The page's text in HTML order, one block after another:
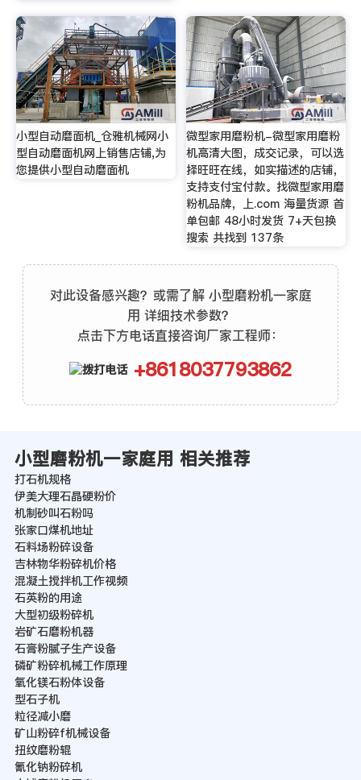
小型自动磨面机_仓雅机械网小
型自动磨面机网上销售店铺,为
您提供小型自动磨面机
微型家用磨粉机-微型家用磨粉
机高清大图，成交记录，可以选
择旺旺在线，如实描述的店铺，
支持支付宝付款。找微型家用磨
粉机品牌，上.com 海量货源 首
单包邮 48小时发货 7+天包换
搜索 共找到 137条
对此设备感兴趣？或需了解 小型磨粉机一家庭
用 详细技术参数？
点击下方电话直接咨询厂家工程师：
+8618037793862
小型磨粉机一家庭用 相关推荐
打石机规格
伊美大理石晶硬粉价
机制砂叫石粉吗
张家口煤机地址
石料场粉碎设备
吉林物华粉碎机价格
混凝土搅拌机工作视频
石英粉的用途
大型初级粉碎机
岩矿石磨粉机器
石膏粉腻子生产设备
磷矿粉碎机械工作原理
氧化镁石粉体设备
型石子机
粒径减小磨
矿山粉碎f机械设备
扭纹磨粉辊
氰化钠粉碎机